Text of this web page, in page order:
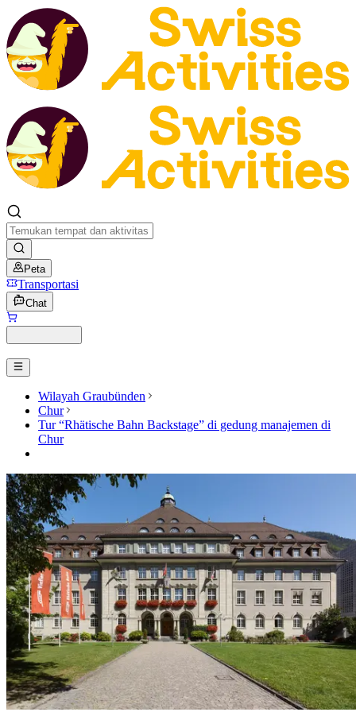
Peta
Transportasi
Chat
Wilayah Graubünden
Chur
Tur “Rhätische Bahn Backstage” di gedung manajemen di
Chur